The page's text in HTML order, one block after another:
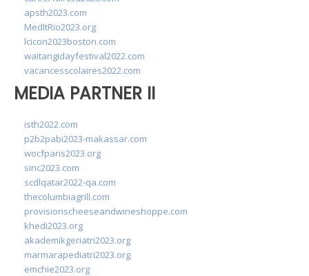
apsth2023.com
MedItRio2023.org
lcicon2023boston.com
waitangidayfestival2022.com
vacancesscolaires2022.com
MEDIA PARTNER II
isth2022.com
p2b2pabi2023-makassar.com
wocfparis2023.org
sinc2023.com
scdlqatar2022-qa.com
thecolumbiagrill.com
provisionscheeseandwineshoppe.com
khedi2023.org
akademikgeriatri2023.org
marmarapediatri2023.org
emchie2023.org